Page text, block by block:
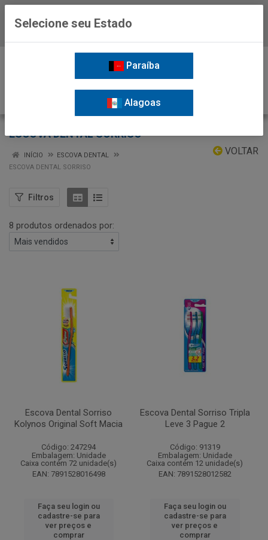
ESCOVA DENTAL SORRISO
VOLTAR
INÍCIO
ESCOVA DENTAL
ESCOVA DENTAL SORRISO
Filtros
8 produtos ordenados por:
Escova Dental Sorriso
Kolynos Original Soft Macia
Código: 247294
Embalagem: Unidade
Caixa contém 72 unidade(s)
EAN: 7891528016498
Faça seu login ou
cadastre-se para
ver preços e
comprar
Escova Dental Sorriso Tripla
Leve 3 Pague 2
Código: 91319
Embalagem: Unidade
Caixa contém 12 unidade(s)
EAN: 7891528012582
Faça seu login ou
cadastre-se para
ver preços e
comprar
Selecione seu Estado
Paraíba
Alagoas